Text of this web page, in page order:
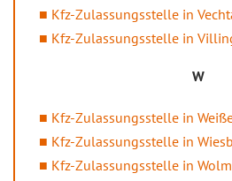
Kfz-Zulassungsstelle in
Kfz-Zulassungsstelle in
W
Kfz-Zulassungsstelle in
Kfz-Zulassungsstelle in
Kfz-Zulassungsstelle in